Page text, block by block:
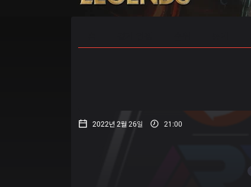
2022년 2월 26일 21:00